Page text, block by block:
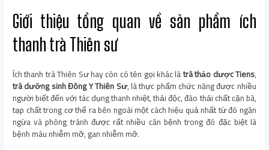
Giới thiệu tổng quan về sản phẩm ích
thanh trà Thiên sư
Ích thanh trà Thiên Sư hay còn có tên gọi khác làtrà thảo dược Tiens,
trà dưỡng sinh Đông Y Thiên Sư, là thực phẩm chức năng được nhiều
người biết đến với tác dụng thanh nhiệt, thải độc, đào thải chất cặn bã,
tạp chất trong cơ thể ra bên ngoài một cách hiệu quả nhất từ đó ngăn
ngừa và phòng tránh được rất nhiều căn bệnh trong đó đặc biệt là
bệnh máu nhiễm mỡ, gan nhiễm mỡ.